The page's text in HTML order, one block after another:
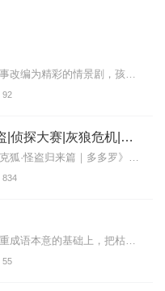
让童话陪你长大将经典故事改编为精彩的情景剧，孩子可沉浸其中，感受奇妙的童话世界。同时将原版故事中“黑暗、负面、血腥”的情节进行删减和重新创作，让孩子从故事里学会...
92
神探迈克狐· 千面怪盗|侦探大赛|灰狼危机|多多罗
新专辑点击收听《神探迈克狐·怪盗归来篇｜多多罗》！！！>>>点击进入主播橱窗购买《神探迈克狐》系列图书吧!<<<多多罗故事【点击前往】收听多多罗其他好玩有趣的故...
834
《贝乐虎成语故事》在尊重成语本意的基础上，把枯燥难懂的成语改编成一个个情节丰富、有趣又生动的情景故事。快乐听故事，轻松学成语。让孩子不仅可以在故事中学会成语，还...
55